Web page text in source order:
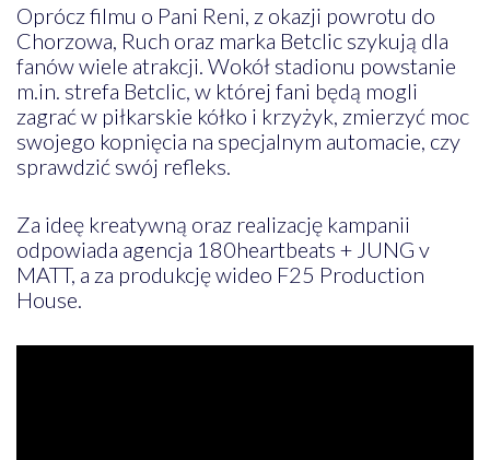
Oprócz filmu o Pani Reni, z okazji powrotu do
Chorzowa, Ruch oraz marka Betclic szykują dla
fanów wiele atrakcji. Wokół stadionu powstanie
m.in. strefa Betclic, w której fani będą mogli
zagrać w piłkarskie kółko i krzyżyk, zmierzyć moc
swojego kopnięcia na specjalnym automacie, czy
sprawdzić swój refleks.
Za ideę kreatywną oraz realizację kampanii
odpowiada agencja 180heartbeats + JUNG v
MATT, a za produkcję wideo F25 Production
House.